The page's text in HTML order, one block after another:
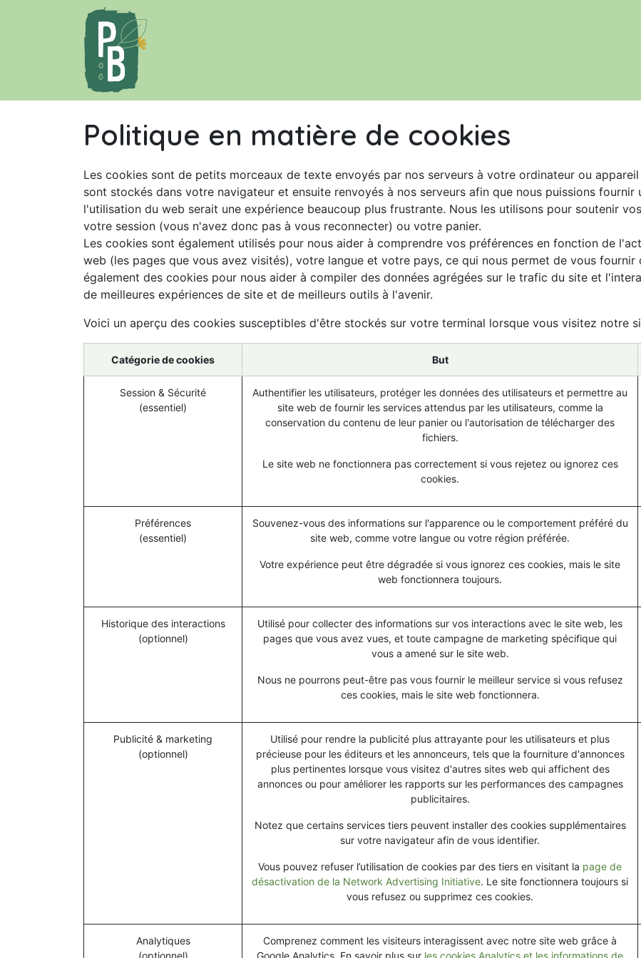
Se rendre au contenu
Politique en matière de cookies
Les cookies sont de petits morceaux de texte envoyés par nos serveurs à votre ordinateur ou
sont stockés dans votre navigateur et ensuite renvoyés à nos serveurs afin que nous puissions fournir
l'utilisation du web serait une expérience beaucoup plus frustrante. Nous les utilisons pour soutenir
votre session (vous n'avez donc pas à vous reconnecter) ou votre panier.
Les cookies sont également utilisés pour nous aider à comprendre vos préférences en fonction de
web (les pages que vous avez visités), votre langue et votre pays, ce qui nous permet de vous fournir
également des cookies pour nous aider à compiler des données agrégées sur le trafic du site et
de meilleures expériences de site et de meilleurs outils à l'avenir.
Voici un aperçu des cookies susceptibles d'être stockés sur votre terminal lorsque vous visitez notre
Catégorie de cookies But
Session & Sécurité
(essentiel)
Authentifier les utilisateurs, protéger les données des utilisateurs et permettre au
site web de fournir les services attendus par les utilisateurs, comme la
conservation du contenu de leur panier ou l'autorisation de télécharger des
fichiers.
Le site web ne fonctionnera pas correctement si vous rejetez ou ignorez ces
cookies.
Préférences
(essentiel)
Souvenez-vous des informations sur l'apparence ou le comportement préféré du
site web, comme votre langue ou votre région préférée.
Votre expérience peut être dégradée si vous ignorez ces cookies, mais le site
web fonctionnera toujours.
Historique des interactions
(optionnel)
Utilisé pour collecter des informations sur vos interactions avec le site web, les
pages que vous avez vues, et toute campagne de marketing spécifique qui
vous a amené sur le site web.
Nous ne pourrons peut-être pas vous fournir le meilleur service si vous refusez
ces cookies, mais le site web fonctionnera.
Publicité & marketing
(optionnel)
Utilisé pour rendre la publicité plus attrayante pour les utilisateurs et plus
précieuse pour les éditeurs et les annonceurs, tels que la fourniture d'annonces
plus pertinentes lorsque vous visitez d'autres sites web qui affichent des
annonces ou pour améliorer les rapports sur les performances des campagnes
publicitaires.
Notez que certains services tiers peuvent installer des cookies supplémentaires
sur votre navigateur afin de vous identifier.
Vous pouvez refuser l’utilisation de cookies par des tiers en visitant la page de
désactivation de la Network Advertising Initiative. Le site fonctionnera toujours si
vous refusez ou supprimez ces cookies.
Analytiques
(optionnel)
Comprenez comment les visiteurs interagissent avec notre site web grâce à
Google Analytics. En savoir plus sur les cookies Analytics et les informations de